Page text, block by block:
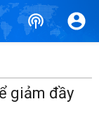
giảm đầy